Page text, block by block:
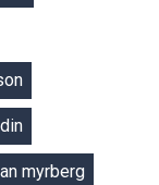
myrberg